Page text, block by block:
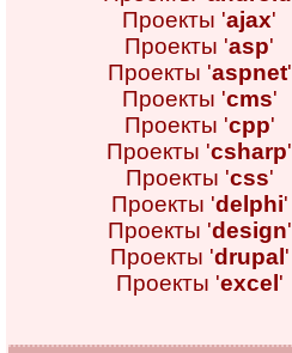
Проекты 'ajax'
Проекты 'asp'
Проекты 'aspnet'
Проекты 'cms'
Проекты 'cpp'
Проекты 'csharp'
Проекты 'css'
Проекты 'delphi'
Проекты 'design'
Проекты 'drupal '
Проекты 'excel '